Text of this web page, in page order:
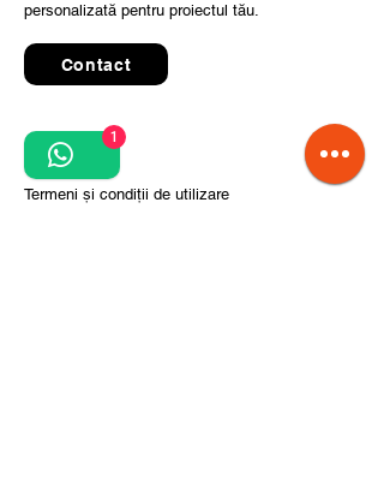
personalizată pentru proiectul tău.
Contact
Quick Links
Termeni și condiții de utilizare
1